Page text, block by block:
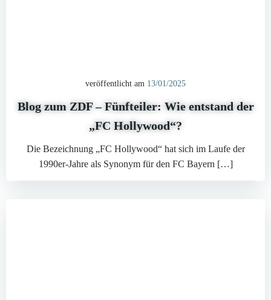
veröffentlicht am 13/01/2025
Blog zum ZDF – Fünfteiler: Wie entstand der
„FC Hollywood“?
Die Bezeichnung „FC Hollywood“ hat sich im Laufe der
1990er-Jahre als Synonym für den FC Bayern […]